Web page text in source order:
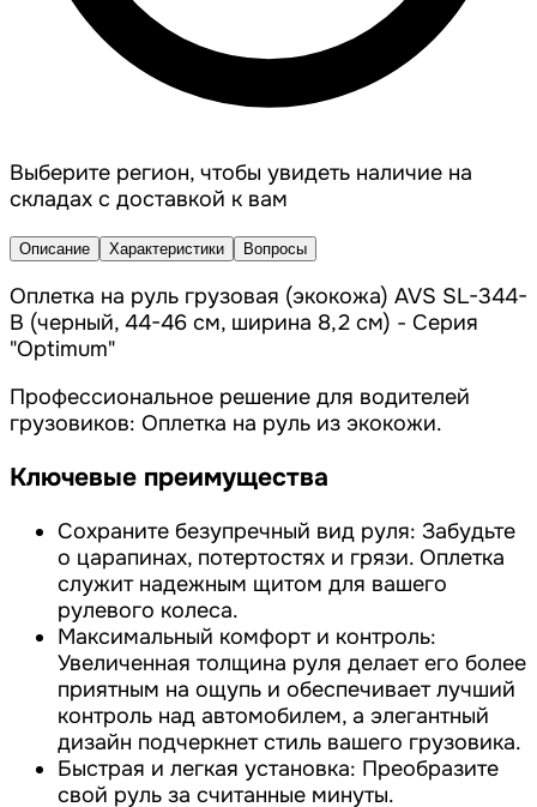
Выберите регион, чтобы увидеть наличие на
складах с доставкой к вам
Описание Характеристики Вопросы
Оплетка на руль грузовая (экокожа) AVS SL-344-
B (черный, 44-46 см, ширина 8,2 см) - Серия
"Optimum"
Профессиональное решение для водителей
грузовиков: Оплетка на руль из экокожи.
Ключевые преимущества
Сохраните безупречный вид руля: Забудьте
о царапинах, потертостях и грязи. Оплетка
служит надежным щитом для вашего
рулевого колеса.
Максимальный комфорт и контроль:
Увеличенная толщина руля делает его более
приятным на ощупь и обеспечивает лучший
контроль над автомобилем, а элегантный
дизайн подчеркнет стиль вашего грузовика.
Быстрая и легкая установка: Преобразите
свой руль за считанные минуты.